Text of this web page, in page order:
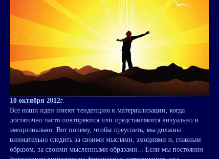
10 октября 2012г.
Все наши идеи имеют тенденцию к материализации, когда
достаточно часто повторяются или представляются визуально и
эмоционально. Вот почему, чтобы преуспеть, мы должны
внимательно следить за своими мыслями, эмоциями и, главным
образом, за своими мысленными образами... Если мы постоянно